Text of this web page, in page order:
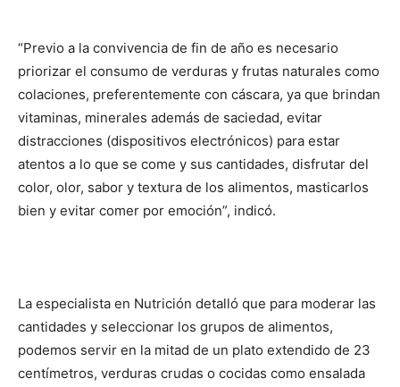
“Previo a la convivencia de fin de año es necesario
priorizar el consumo de verduras y frutas naturales como
colaciones, preferentemente con cáscara, ya que brindan
vitaminas, minerales además de saciedad, evitar
distracciones (dispositivos electrónicos) para estar
atentos a lo que se come y sus cantidades, disfrutar del
color, olor, sabor y textura de los alimentos, masticarlos
bien y evitar comer por emoción”, indicó.
La especialista en Nutrición detalló que para moderar las
cantidades y seleccionar los grupos de alimentos,
podemos servir en la mitad de un plato extendido de 23
centímetros, verduras crudas o cocidas como ensalada